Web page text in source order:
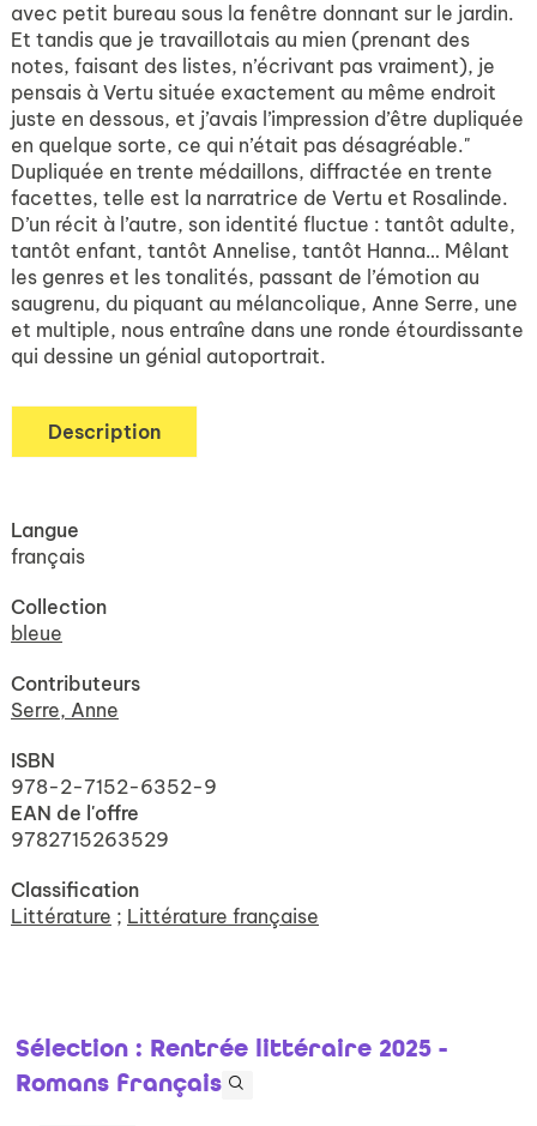
avec petit bureau sous la fenêtre donnant sur le jardin.
Et tandis que je travaillotais au mien (prenant des
notes, faisant des listes, n’écrivant pas vraiment), je
pensais à Vertu située exactement au même endroit
juste en dessous, et j’avais l’impression d’être dupliquée
en quelque sorte, ce qui n’était pas désagréable."
Dupliquée en trente médaillons, diffractée en trente
facettes, telle est la narratrice de Vertu et Rosalinde.
D’un récit à l’autre, son identité fluctue : tantôt adulte,
tantôt enfant, tantôt Annelise, tantôt Hanna… Mêlant
les genres et les tonalités, passant de l’émotion au
saugrenu, du piquant au mélancolique, Anne Serre, une
et multiple, nous entraîne dans une ronde étourdissante
qui dessine un génial autoportrait.
Description
Langue
français
Collection
bleue
Contributeurs
Serre, Anne
ISBN
978-2-7152-6352-9
EAN de l'offre
9782715263529
Classification
Littérature ; Littérature française
Sélection : Rentrée littéraire 2025 -
Romans français